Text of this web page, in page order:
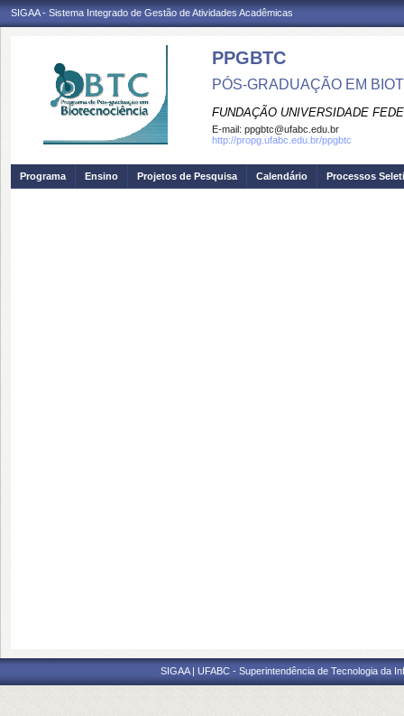
SIGAA - Sistema Integrado de Gestão de Atividades Acadêmicas
PPGBTC
PÓS-GRADUAÇÃO EM
FUNDAÇÃO UNIVERSIDADE
E-mail: ppgbtc@ufabc.edu.br
http://propg.ufabc.edu.br/ppgbtc
Programa Ensino Projetos de Pesquisa Calendário Processos
SIGAA | UFABC - Superintendência de Tecnologia da